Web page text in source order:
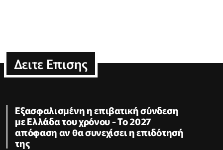
Δειτε Επισης
Εξασφαλισμένη η επιβατική σύνδεση
με Ελλάδα του χρόνου - Το 2027
απόφαση αν θα συνεχίσει η επιδότησή
της